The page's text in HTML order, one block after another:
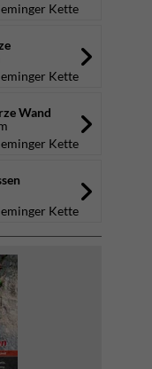
Kette
Kette
Wand
Kette
Kette